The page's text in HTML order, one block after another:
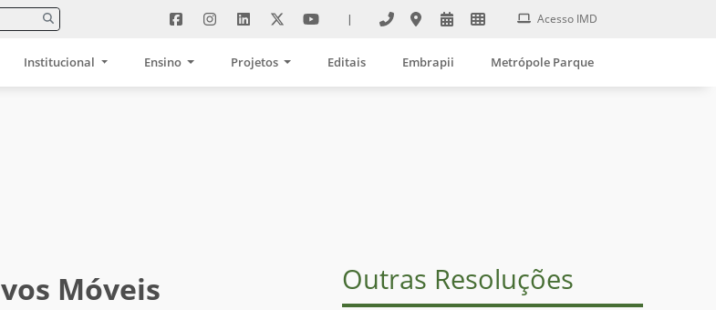
| Acesso IMD
Institucional Ensino Projetos Editais Embrapii Metrópole Parque
Móveis Outras Resoluções